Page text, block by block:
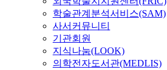
학술관계분석서비스(SAM)
사서커뮤니티
기관회원
지식나눔(LOOK)
의학전자도서관(MEDLIS)